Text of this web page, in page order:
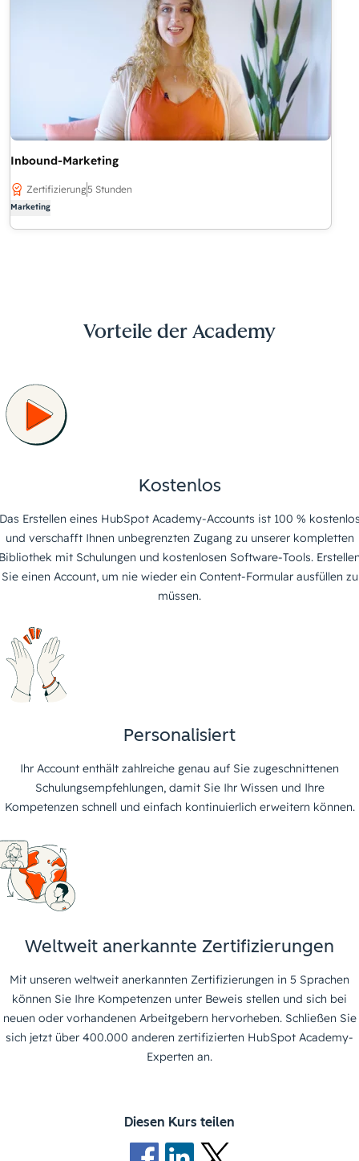
Inbound-Marketing
Zertifizierung5 Stunden
Marketing
Vorteile der Academy
Kostenlos
Erstellen eines HubSpot Academy-Accounts ist 100 %
und verschafft Ihnen unbegrenzten Zugang zu unserer kompletten
mit Schulungen und kostenlosen Software-Tools.
Sie einen Account, um nie wieder ein Content-Formular ausfüllen zu
müssen.
Personalisiert
Ihr Account enthält zahlreiche genau auf Sie zugeschnittenen
Schulungsempfehlungen, damit Sie Ihr Wissen und Ihre
Kompetenzen schnell und einfach kontinuierlich erweitern können.
Weltweit anerkannte Zertifizierungen
Mit unseren weltweit anerkannten Zertifizierungen in 5 Sprachen
können Sie Ihre Kompetenzen unter Beweis stellen und sich bei
neuen oder vorhandenen Arbeitgebern hervorheben. Schließen Sie
sich jetzt über 400.000 anderen zertifizierten HubSpot Academy-
Experten an.
Diesen Kurs teilen